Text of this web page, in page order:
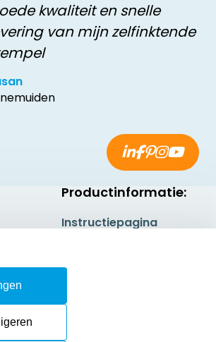
kwaliteit en snelle
van mijn zelfinktende
Productinformatie:
Instructiepagina
Safety Sheets
Sitemap